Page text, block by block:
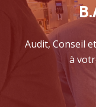
Audit, Conseil
à